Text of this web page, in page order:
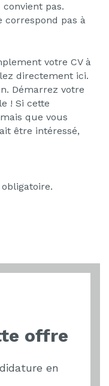
pas.
correspond pas à
votre CV à
directement ici.
Démarrez votre
! Si cette
que vous
être intéressé,
offre
en